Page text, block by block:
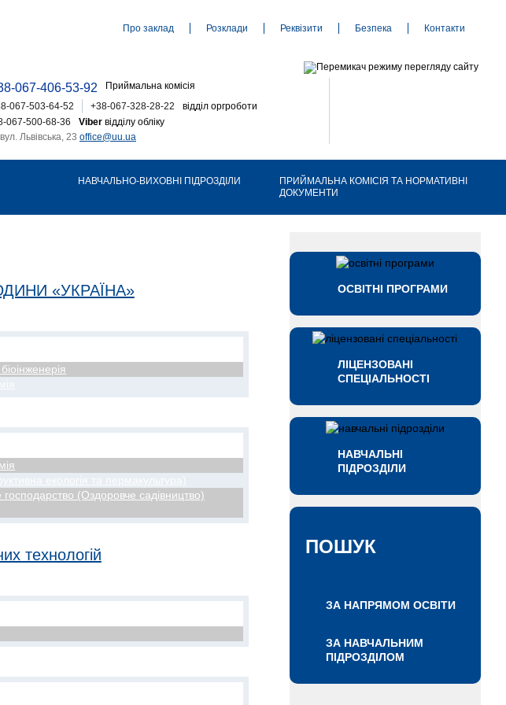
Про заклад Розклади Реквізити Безпека Контакти
067-406-53-92
Приймальна комісія
відділ оргроботи
067-503-64-52
+38-067-328-28-22
Viber відділу обліку
067-500-68-36
Львівська, 23 office@uu.ua
НАВЧАЛЬНО-ВИХОВНІ ПІДРОЗДІЛИ
ПРИЙМАЛЬНА КОМІСІЯ ТА НОРМАТИВНІ
ДОКУМЕНТИ
ОСВІТНІ ПРОГРАМИ
ЛІЦЕНЗОВАНІ
СПЕЦІАЛЬНОСТІ
НАВЧАЛЬНІ
ПІДРОЗДІЛИ
ПОШУК
ЗА НАПРЯМОМ ОСВІТИ
ЗА НАВЧАЛЬНИМ
ПІДРОЗДІЛОМ
«УКРАЇНА»
(Оздоровче садівництво)
технологій